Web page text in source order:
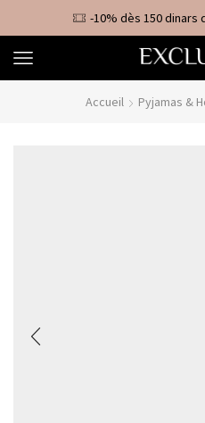
-10% dès 150 dinars
Accueil Pyjamas &